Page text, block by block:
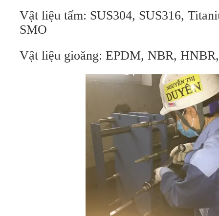
Vật liệu tấm: SUS304, SUS316,
SMO
Vật liệu gioăng: EPDM, NBR,